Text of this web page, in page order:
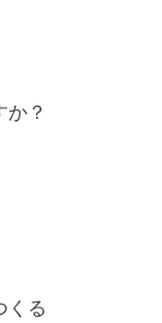
か？
くる